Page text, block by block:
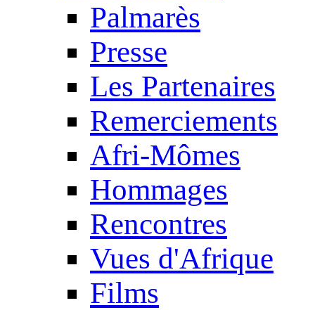
Palmarès
Presse
Les Partenaires
Remerciements
Afri-Mômes
Hommages
Rencontres
Vues d'Afrique
Films